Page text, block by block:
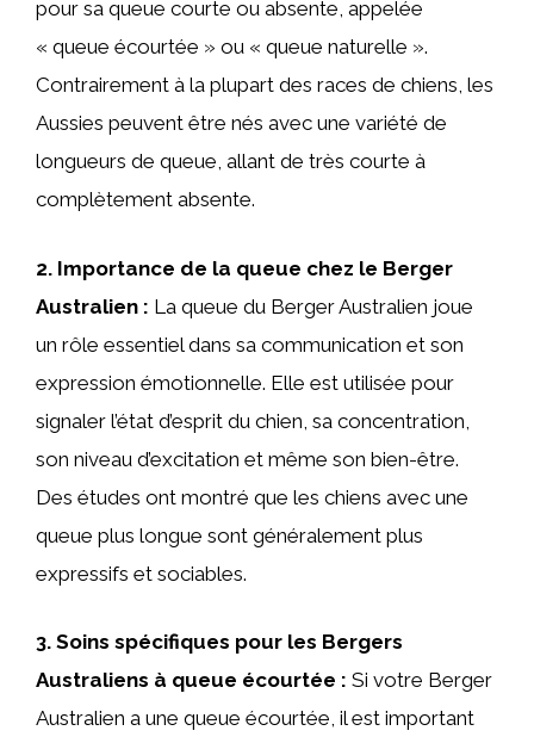
pour sa queue courte ou absente, appelée
« queue écourtée » ou « queue naturelle ».
Contrairement à la plupart des races de chiens, les
Aussies peuvent être nés avec une variété de
longueurs de queue, allant de très courte à
complètement absente.
2. Importance de la queue chez le Berger
Australien : La queue du Berger Australien joue
un rôle essentiel dans sa communication et son
expression émotionnelle. Elle est utilisée pour
signaler l’état d’esprit du chien, sa concentration,
son niveau d’excitation et même son bien-être.
Des études ont montré que les chiens avec une
queue plus longue sont généralement plus
expressifs et sociables.
3. Soins spécifiques pour les Bergers
Australiens à queue écourtée : Si votre Berger
Australien a une queue écourtée, il est important